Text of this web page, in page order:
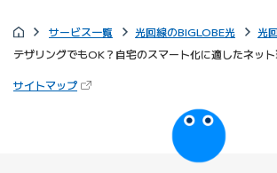
サービス一覧 光回線のBIGLOBE光
光
テザリングでもOK？自宅のスマート化に適したネット
サイトマップ（新しいタブで開きます）